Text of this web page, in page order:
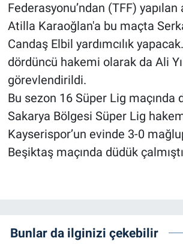
Federasyonu’ndan (TFF) yapılan
Atilla Karaoğlan'a bu maçta
Candaş Elbil yardımcılık
dördüncü hakemi olarak da Ali
görevlendirildi.
Bu sezon 16 Süper Lig maçında
Sakarya Bölgesi Süper Lig
Kayserispor’un evinde 3-0
Beşiktaş maçında düdük
Bunlar da ilginizi çekebilir